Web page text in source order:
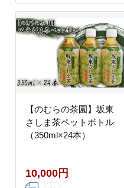
【のむらの茶園】坂東
さしま茶ペットボトル
（350ml×24本）
10,000円